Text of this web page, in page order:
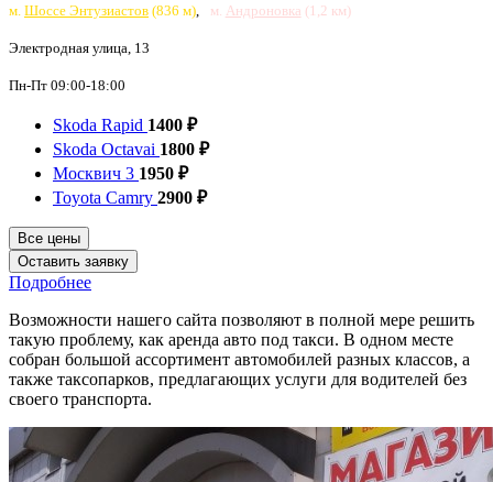
м. Шоссе Энтузиастов (836 м) м. Андроновка (1,2 км)
Электродная улица, 13
Пн-Пт 09:00-18:00
Skoda Rapid 1400 ₽
Skoda Octavai 1800 ₽
Москвич 3 1950 ₽
Toyota Camry 2900 ₽
Все цены
Оставить заявку
Подробнее
Возможности нашего сайта позволяют в полной мере решить
такую проблему, как аренда авто под такси. В одном месте
собран большой ассортимент автомобилей разных классов, а
также таксопарков, предлагающих услуги для водителей без
своего транспорта.